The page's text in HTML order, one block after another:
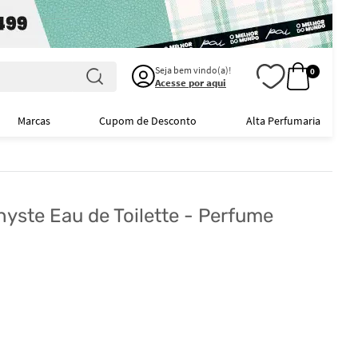
Seja bem vindo(a)!
Acesse por aqui
0
Marcas Cupom de Desconto Alta Perfumaria
Eau de Toilette - Perfume